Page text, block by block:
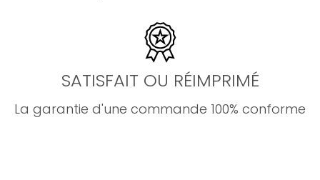
SATISFAIT OU RÉIMPRIMÉ
La garantie d'une commande 100% conforme